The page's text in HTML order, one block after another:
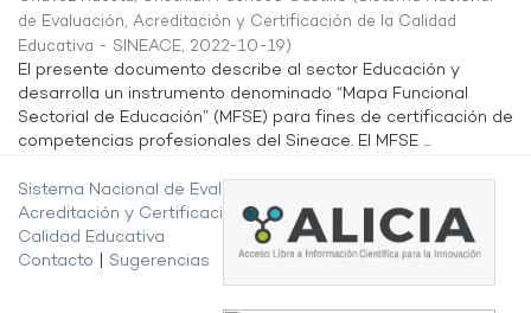
de Evaluación, Acreditación y Certificación de la Calidad
Educativa - SINEACE, 2022-10-19)
El presente documento describe al sector Educación y
desarrolla un instrumento denominado “Mapa Funcional
Sectorial de Educación” (MFSE) para fines de certificación de
competencias profesionales del Sineace. El MFSE ...
Sistema Nacional de Evaluación,
Acreditación y Certificación de la
Calidad Educativa
Contacto
Sugerencias